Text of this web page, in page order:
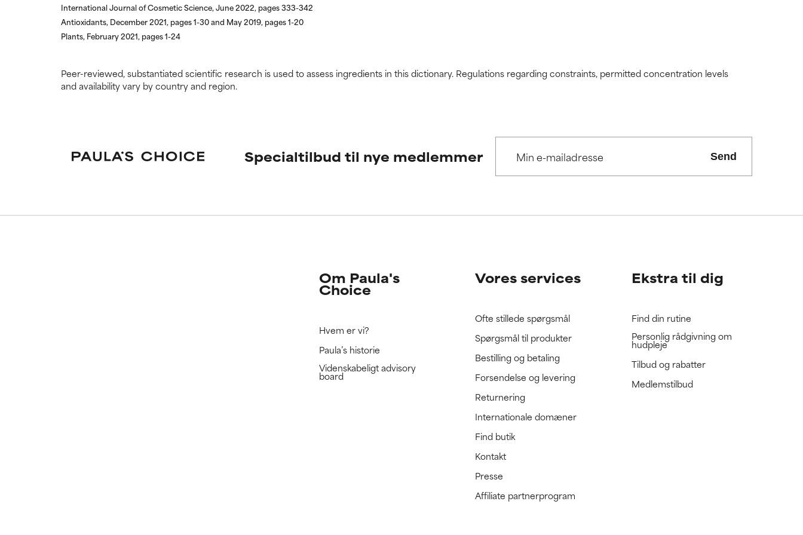
International Journal of Cosmetic Science, June 2022, pages 333-342
Antioxidants, December 2021, pages 1-30 and May 2019, pages 1-20
Plants, February 2021, pages 1-24
Peer-reviewed, substantiated scientific research is used to assess ingredients in this dictionary. Regulations regarding constraints, permitted concentration levels
and availability vary by country and region.
Specialtilbud til nye medlemmer Send
Om Paula's
Choice
Hvem er vi?
Paula’s historie
Videnskabeligt advisory
board
Vores services
Ofte stillede spørgsmål
Spørgsmål til produkter
Bestilling og betaling
Forsendelse og levering
Returnering
Internationale domæner
Find butik
Kontakt
Presse
Affiliate partnerprogram
Ekstra til dig
Find din rutine
Personlig rådgivning om
hudpleje
Tilbud og rabatter
Medlemstilbud